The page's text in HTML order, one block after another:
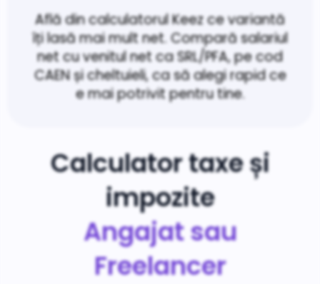
Află din calculatorul Keez ce variantă
îți lasă mai mult net. Compară salariul
net cu venitul net ca SRL/PFA, pe cod
CAEN și cheltuieli, ca să alegi rapid ce
e mai potrivit pentru tine.
Calculator taxe și
impozite
Angajat sau
Freelancer